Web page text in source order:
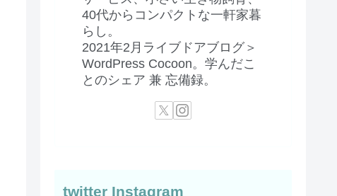
40代からコンパクトな一軒家暮
らし。
2021年2月ライブドアブログ＞
WordPress Cocoon。学んだこ
とのシェア 兼 忘備録。
twitter Instagram